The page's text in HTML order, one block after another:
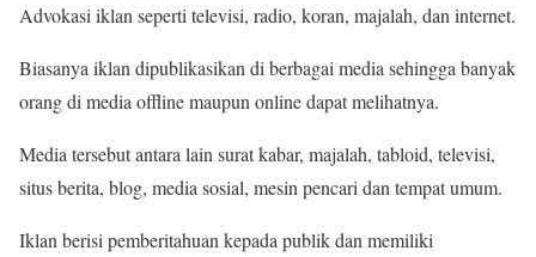
Advokasi iklan seperti televisi, radio, koran, majalah, dan internet.
Biasanya iklan dipublikasikan di berbagai media sehingga banyak
orang di media offline maupun online dapat melihatnya.
Media tersebut antara lain surat kabar, majalah, tabloid, televisi,
situs berita, blog, media sosial, mesin pencari dan tempat umum.
Iklan berisi pemberitahuan kepada publik dan memiliki